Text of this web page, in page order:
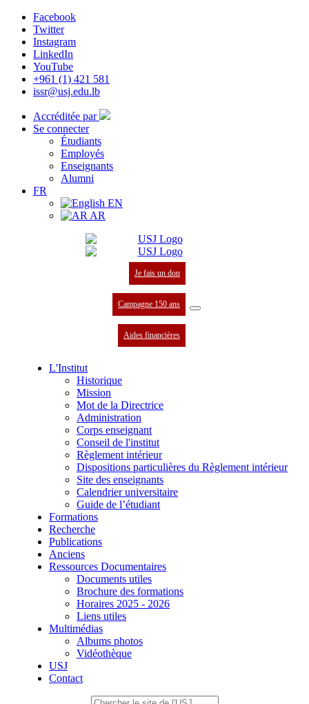
Facebook
Twitter
Instagram
LinkedIn
YouTube
+961 (1) 421 581
issr@usj.edu.lb
Accréditée par
Se connecter
Étudiants
Employés
Enseignants
Alumni
FR
EN
AR
Je fais un don
Campagne 150 ans
Aides financières
L'Institut
Historique
Mission
Mot de la Directrice
Administration
Corps enseignant
Conseil de l'institut
Règlement intérieur
Dispositions particulières du Règlement intérieur
Site des enseignants
Calendrier universitaire
Guide de l’étudiant
Formations
Recherche
Publications
Anciens
Ressources Documentaires
Documents utiles
Brochure des formations
Horaires 2025 - 2026
Liens utiles
Multimédias
Albums photos
Vidéothèque
USJ
Contact